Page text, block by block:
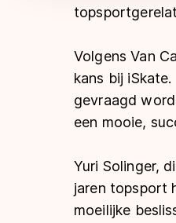
Volgens Van
kans bij
gevraagd
een mooie,
Yuri Solinger,
jaren topsport
moeilijke